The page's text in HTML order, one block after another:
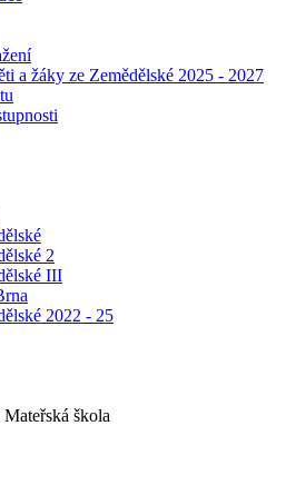
a žáky ze Zemědělské 2025 - 2027
2
III
2022 - 25
škola